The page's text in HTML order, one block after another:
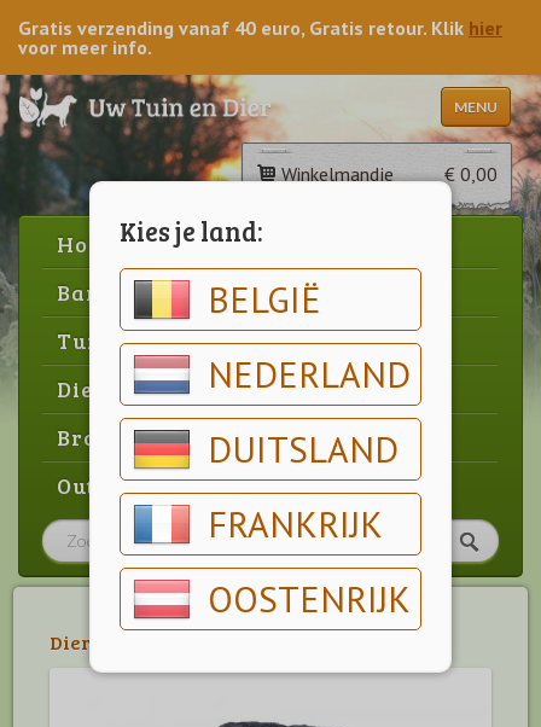
Kies je land:
BELGIË
NEDERLAND
DUITSLAND
FRANKRIJK
OOSTENRIJK
Gratis verzending vanaf 40 euro, Gratis retour. Klik hier
voor meer info.
MENU
Winkelmandje € 0,00
Home
Barbecue
Tuin
Dier
Brood & gebak
Outlet
Dier